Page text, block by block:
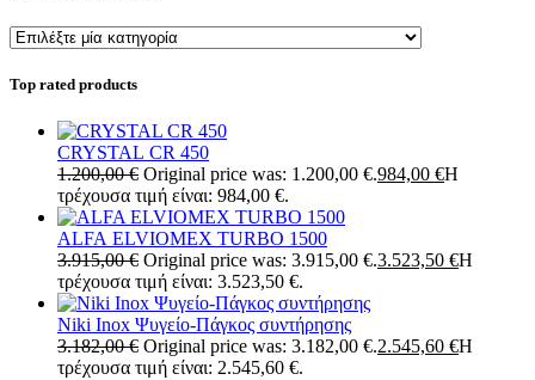
Top rated products
CRYSTAL CR 450
1.200,00€ Original price was: 1.200,00 €.984,00 €Η
τρέχουσα τιμή είναι: 984,00 €.
ALFA ELVIOMEX TURBO 1500
3.915,00€ Original price was: 3.915,00 €.3.523,50 €Η
τρέχουσα τιμή είναι: 3.523,50 €.
Niki Inox Ψυγείο-Πάγκος συντήρησης
3.182,00€ Original price was: 3.182,00 €.2.545,60 €Η
τρέχουσα τιμή είναι: 2.545,60 €.